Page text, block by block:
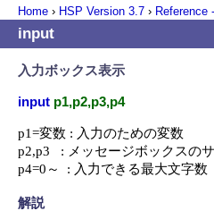
Home › HSP Version 3.7 › Reference
input
入力ボックス表示
input p1,p2,p3,p4
p1=変数 : 入力のための変数
p2,p3   : メッセージボックスの
p4=0～  : 入力できる最大文字数
解説